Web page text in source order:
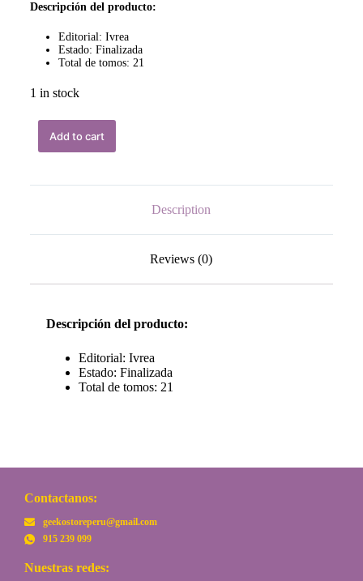
Descripción del producto:
Editorial: Ivrea
Estado: Finalizada
Total de tomos: 21
1 in stock
Add to cart
Description
Reviews (0)
Descripción del producto:
Editorial: Ivrea
Estado: Finalizada
Total de tomos: 21
Contactanos:
geekostoreperu@gmail.com
915 239 099
Nuestras redes: